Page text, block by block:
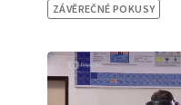
ZÁVĚREČNÉ POKUSY